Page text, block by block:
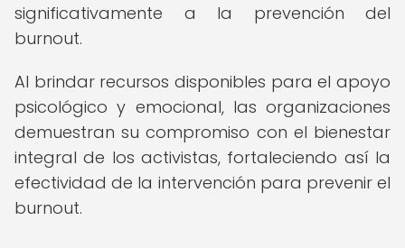
significativamente a la prevención del
burnout.
Al brindar recursos disponibles para el apoyo
psicológico y emocional, las organizaciones
demuestran su compromiso con el bienestar
integral de los activistas, fortaleciendo así la
efectividad de la intervención para prevenir el
burnout.